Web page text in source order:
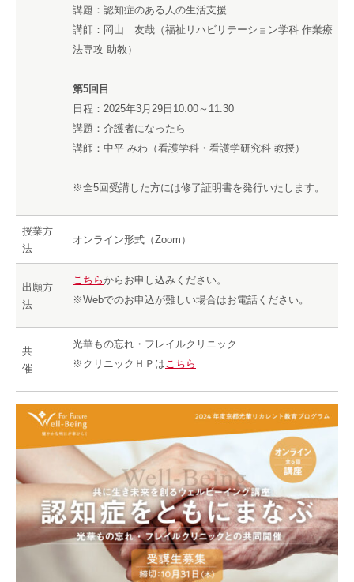
講題：認知症のある人の生活支援
講師：岡山 友哉（福祉リハビリテーション学科 作業療
法専攻 助教）
第5回目
日程：2025年3月29日10:00～11:30
講題：介護者になったら
講師：中平 みわ（看護学科・看護学研究科 教授）
※全5回受講した方には修了証明書を発行いたします。
授業方
法
オンライン形式（Zoom）
出願方
法
こちらからお申し込みください。
※Webでのお申込が難しい場合はお電話ください。
共
催
光華もの忘れ・フレイルクリニック
※クリニックＨＰは こちら